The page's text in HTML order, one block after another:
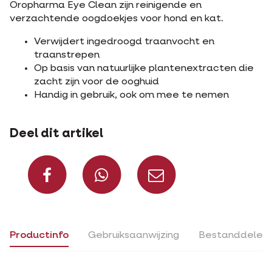
Oropharma Eye Clean zijn reinigende en
verzachtende oogdoekjes voor hond en kat.
Verwijdert ingedroogd traanvocht en
traanstrepen
Op basis van natuurlijke plantenextracten die
zacht zijn voor de ooghuid
Handig in gebruik, ook om mee te nemen
Deel dit artikel
Deel op Facebook
Deel via
Productinfo Gebruiksaanwijzing Bestanddelen